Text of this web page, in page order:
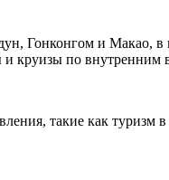
Гонконгом и Макао,
и круизы по внутренним
такие как туризм